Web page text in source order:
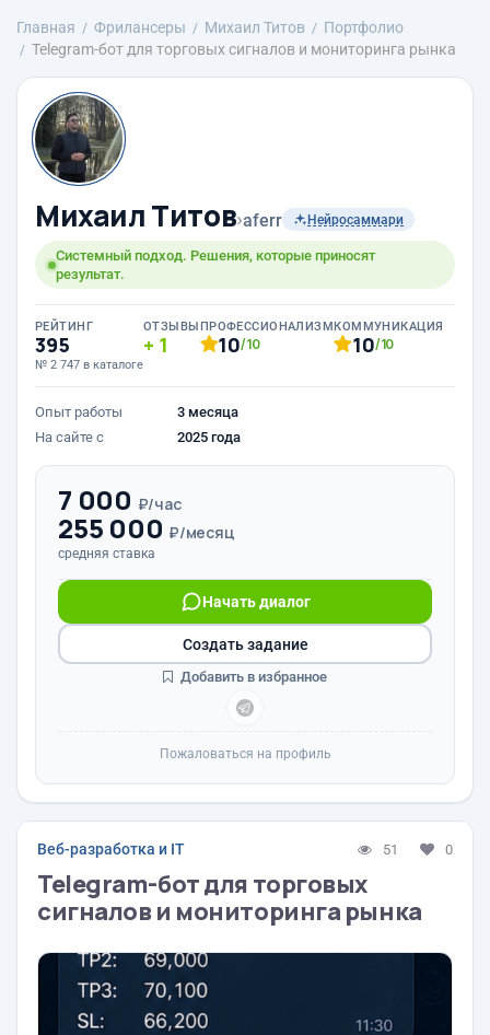
Главная Фрилансеры Михаил Титов
Портфолио
Telegram-бот для торговых сигналов и мониторинга рынка
Михаил Титов›aferr Нейросаммари
Системный подход. Решения, которые приносят
результат.
РЕЙТИНГ
395
№ 2 747 в каталоге
ОТЗЫВЫ
1
ПРОФЕССИОНАЛИЗМ
10/10
КОММУНИКАЦИЯ
10/10
Опыт работы
3 месяца
На сайте с
2025 года
7 000 ₽/час
255 000 ₽/месяц
средняя ставка
Начать диалог
Создать задание
Добавить в избранное
Пожаловаться на профиль
Веб-разработка и IT 51 0
Telegram-бот для торговых
сигналов и мониторинга рынка